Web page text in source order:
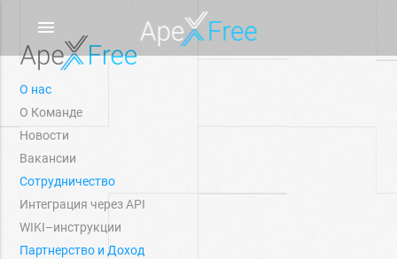
menu
О нас
О Команде
Новости
Вакансии
Сотрудничество
Интеграция через API
WIKI–инструкции
Партнерство и Доход